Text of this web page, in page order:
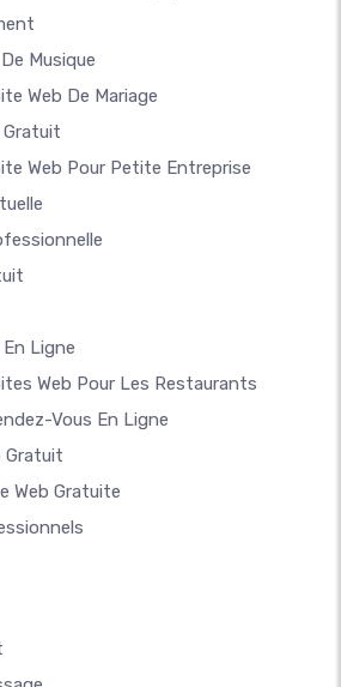
Musique
Web De Mariage
Web Pour Petite Entreprise
Ligne
Web Pour Les Restaurants
Vous En Ligne
Gratuit
Web Gratuite